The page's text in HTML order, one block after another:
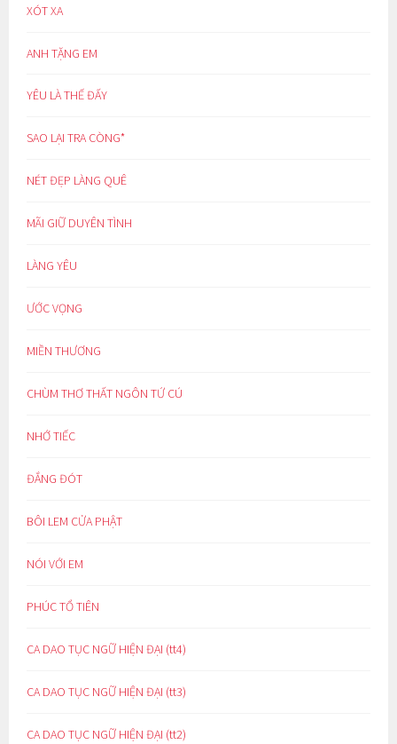
XÓT XA
ANH TẶNG EM
YÊU LÀ THẾ ĐẤY
SAO LẠI TRA CÒNG*
NÉT ĐẸP LÀNG QUÊ
MÃI GIỮ DUYÊN TÌNH
LÀNG YÊU
ƯỚC VỌNG
MIỀN THƯƠNG
CHÙM THƠ THẤT NGÔN TỨ CÚ
NHỚ TIẾC
ĐẮNG ĐÓT
BÔI LEM CỬA PHẬT
NÓI VỚI EM
PHÚC TỔ TIÊN
CA DAO TỤC NGỮ HIỆN ĐẠI (tt4)
CA DAO TỤC NGỮ HIỆN ĐẠI (tt3)
CA DAO TỤC NGỮ HIỆN ĐẠI (tt2)